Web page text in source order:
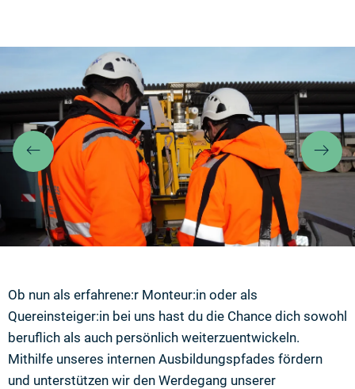
Zurück
Ob nun als erfahrene:r Monteur:in oder als
Quereinsteiger:in bei uns hast du die Chance dich sowohl
beruflich als auch persönlich weiterzuentwickeln.
Mithilfe unseres internen Ausbildungspfades fördern
und unterstützen wir den Werdegang unserer